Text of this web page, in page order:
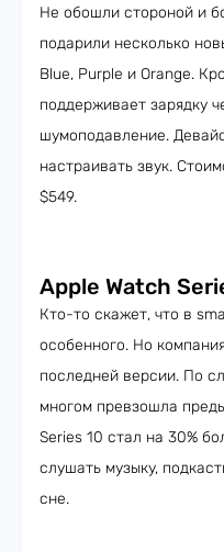
Не обошли стороной и
подарили несколько
Blue, Purple и Orange.
поддерживает зарядку
шумоподавление.
настраивать звук.
$549.
Apple Watch
Кто-то скажет, что в
особенного. Но
последней версии. По
многом превзошла
Series 10 стал на 30%
слушать музыку,
сне.